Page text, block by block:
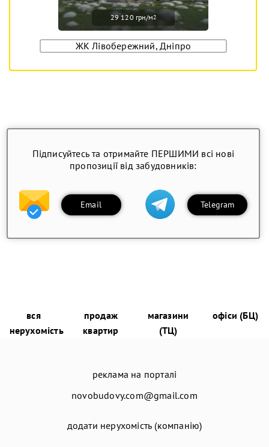
29 120 грн/м2
ЖК Лівобережний, Дніпро
Підписуйтесь та отримайте ПЕРШИМИ всі нові
пропозиції від забудовників:
Email Telegram
вся
нерухомість
продаж
квартир
магазини
(ТЦ)
офіси (БЦ)
реклама на порталі
novobudovy.com@gmail.com
додати нерухомість (компанію)